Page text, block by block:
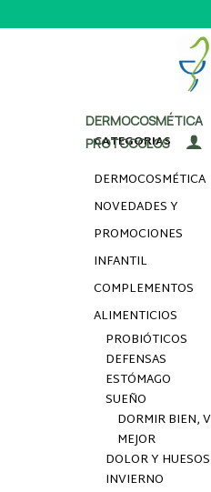
DERMOCOSMÉTICA
PROTOCOLOS
CATEGORÍAS
DERMOCOSMÉTICA
NOVEDADES Y
PROMOCIONES
INFANTIL
COMPLEMENTOS
ALIMENTICIOS
PROBIÓTICOS
DEFENSAS
ESTÓMAGO
SUEÑO
DORMIR BIEN,
MEJOR
DOLOR Y HUESOS
INVIERNO